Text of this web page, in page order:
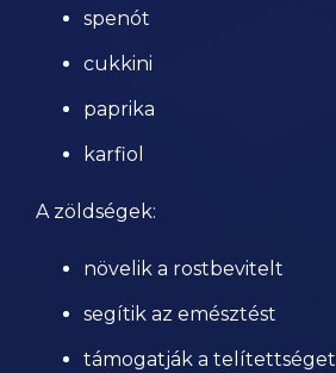
spenót
cukkini
paprika
karfiol
A zöldségek:
növelik a rostbevitelt
segítik az emésztést
támogatják a telítettséget